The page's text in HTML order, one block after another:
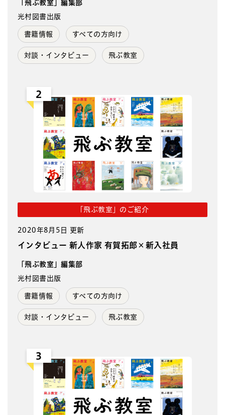
「飛ぶ教室」編集部
光村図書出版
書籍情報 すべての方向け
対談・インタビュー 飛ぶ教室
2
「飛ぶ教室」のご紹介
2020年8月5日 更新
インタビュー 新人作家 有賀拓郎×新入社員
「飛ぶ教室」編集部
光村図書出版
書籍情報 すべての方向け
対談・インタビュー 飛ぶ教室
3